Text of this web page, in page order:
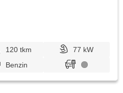
120 tkm
77 kW
Benzin